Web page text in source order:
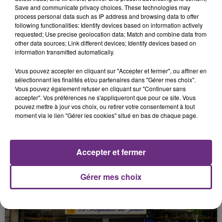
FIL D'ACTUS
TOUJOURS À L'ARRÊT
Cela fait déjà une semaine que la centrale
nucléaire ardennaise est à l'arrêt. Une situation
justifiée par la sécheresse intense qui est toujours
présente.
Save and communicate privacy choices. These technologies may
process personal data such as IP address and browsing data to offer
following functionalities: Identify devices based on information actively
requested; Use precise geolocation data; Match and combine data from
other data sources; Link different devices; Identify devices based on
information transmitted automatically.
Vous pouvez accepter en cliquant sur "Accepter et fermer", ou affiner en
sélectionnant les finalités et/ou partenaires dans "Gérer mes choix".
Vous pouvez également refuser en cliquant sur "Continuer sans
accepter". Vos préférences ne s'appliqueront que pour ce site. Vous
pouvez mettre à jour vos choix, ou retirer votre consentement à tout
moment via le lien "Gérer les cookies" situé en bas de chaque page.
Gérer mes choix
Accepter et fermer